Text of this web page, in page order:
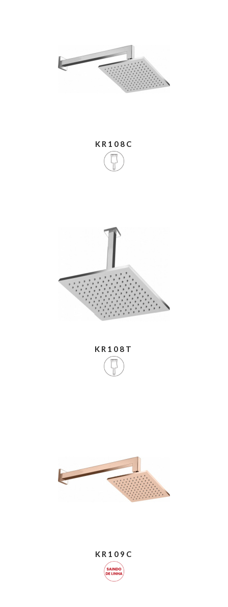
KR108C
KR108T
KR109C